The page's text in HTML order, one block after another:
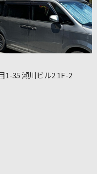
1-35 瀬川ビル2 1F-2